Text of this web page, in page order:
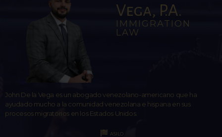
Vega, P.A.
IMMIGRATION
LAW
John De la Vega es un abogado venezolano-americano que ha
ayudado mucho a la comunidad venezolana e hispana en sus
procesos migratorios en los Estados Unidos.
ASILO